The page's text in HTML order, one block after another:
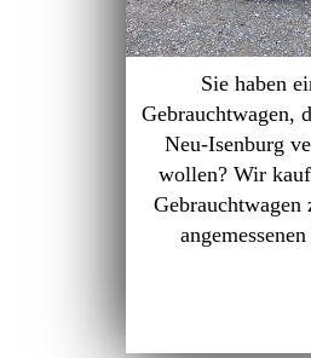
Sie haben
Gebrauchtwagen,
Neu-Isenburg
wollen? Wir
Gebrauchtwagen